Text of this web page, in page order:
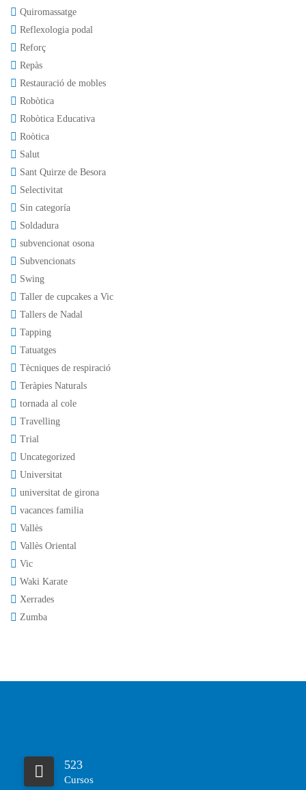
Quiromassatge
Reflexologia podal
Reforç
Repàs
Restauració de mobles
Robòtica
Robòtica Educativa
Roòtica
Salut
Sant Quirze de Besora
Selectivitat
Sin categoría
Soldadura
subvencionat osona
Subvencionats
Swing
Taller de cupcakes a Vic
Tallers de Nadal
Tapping
Tatuatges
Tècniques de respiració
Teràpies Naturals
tornada al cole
Travelling
Trial
Uncategorized
Universitat
universitat de girona
vacances familia
Vallès
Vallès Oriental
Vic
Waki Karate
Xerrades
Zumba
523
Cursos